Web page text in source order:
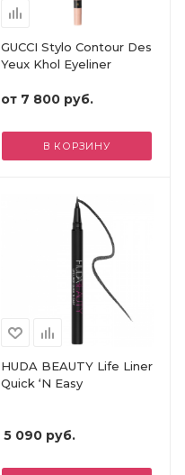
GUCCI Stylo Contour Des
Yeux Khol Eyeliner
от 7 800 руб.
В КОРЗИНУ
HUDA BEAUTY Life Liner
Quick ‘N Easy
5 090руб.